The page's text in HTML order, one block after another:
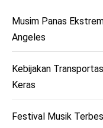
Musim Panas
Angeles
Kebijakan
Keras
Festival Musik